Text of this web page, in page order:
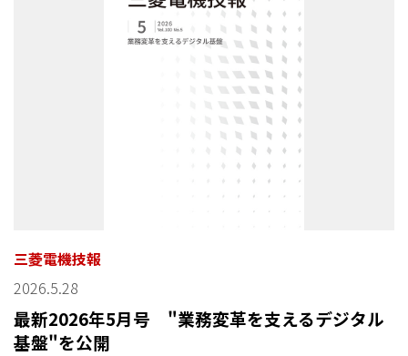
三菱電機技報
2026.5.28
最新2026年5月号 "業務変革を支えるデジタル
基盤"を公開